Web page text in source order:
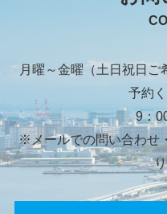
月曜～金曜（土日祝日
予約
9：
※メールでの問い合わせ